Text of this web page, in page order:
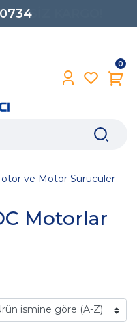
0
Motorlar
ve Motor Sürücüler